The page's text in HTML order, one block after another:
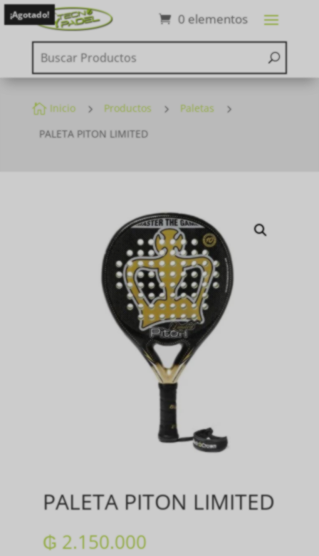
0 elementos
¡Agotado!
 Inicio 5 Productos 5 Paletas 5
PALETA PITON LIMITED
PALETA PITON LIMITED
₲ 2.150.000